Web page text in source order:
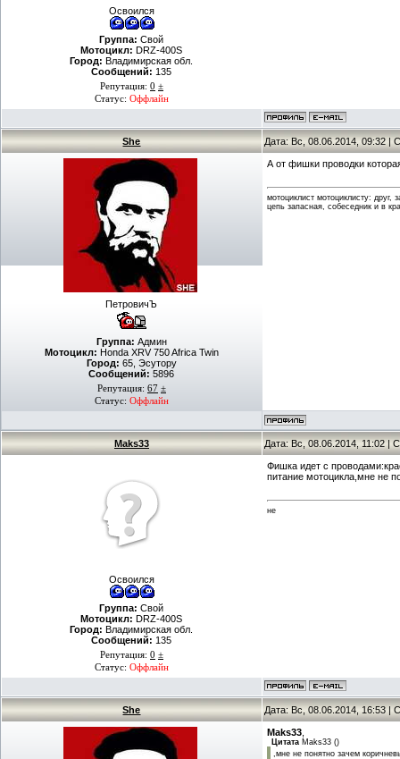
Освоился
Группа: Свой
Мотоцикл: DRZ-400S
Город: Владимирская обл.
Сообщений: 135
Репутация: 0 ±
Статус: Оффлайн
She Дата: Вс, 08.06.2014, 09:32 |
ПетровичЪ
Группа: Админ
Мотоцикл: Honda XRV 750 Africa Twin
Город: 65, Эсутору
Сообщений: 5896
Репутация: 67 ±
Статус: Оффлайн
А от фишки проводки
мотоциклист мотоциклисту: друг,
цепь запасная, собеседник и в
Maks33 Дата: Вс, 08.06.2014, 11:02 |
Освоился
Группа: Свой
Мотоцикл: DRZ-400S
Город: Владимирская обл.
Сообщений: 135
Репутация: 0 ±
Статус: Оффлайн
Фишка идет с
питание мотоцикла,мне не
не
She Дата: Вс, 08.06.2014, 16:53 |
Maks33
Цитата Maks33 ()
,мне не понятно зачем